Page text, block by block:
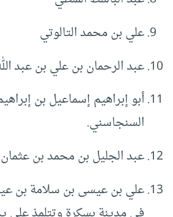
علي بن محمد التالوتي
عبد الرحمان بن علي بن عبد
أبو إبراهيم إسماعيل بن
السنجاسني.
عبد الجليل بن محمد بن عثمان
علي بن عيسى بن سلامة بن